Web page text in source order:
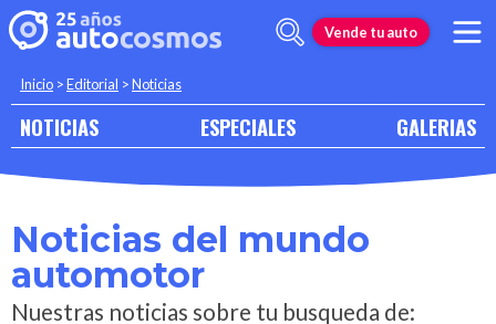
Vende tu auto
Inicio >Editorial >Noticias
NOTICIAS ESPECIALES GALERIAS
Noticias del mundo
automotor
Nuestras noticias sobre tu busqueda de: